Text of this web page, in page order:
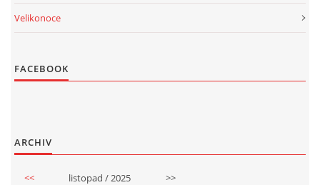
Velikonoce
FACEBOOK
ARCHIV
<< listopad / 2025 >>